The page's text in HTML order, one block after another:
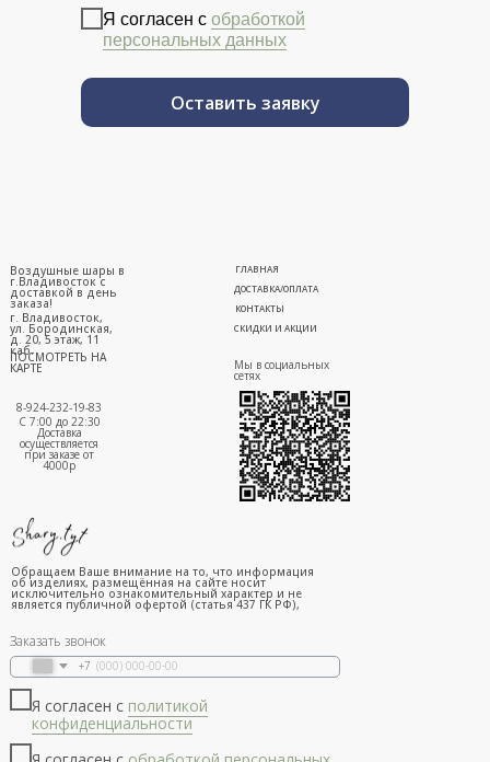
Я согласен с обработкой
персональных данных
Оставить заявку
г. Владивосток,
ул. Бородинская,
д. 20, 5 этаж, 11
каб.
ПОСМОТРЕТЬ НА
КАРТЕ
ГЛАВНАЯ
ДОСТАВКА/ОПЛАТА
СКИДКИ И АКЦИИ
КОНТАКТЫ
8-924-232-19-83
С 7:00 до 22:30
Доставка
осуществляется
при заказе от
4000р
Воздушные шары в
г.Владивосток с
доставкой в день
заказа!
Мы в социальных
сетях
Заказать звонок
+7
Я согласен с политикой
конфиденциальности
Обращаем Ваше внимание на то, что информация
об изделиях, размещённая на сайте носит
исключительно ознакомительный характер и не
является публичной офертой (статья 437 ГК РФ),